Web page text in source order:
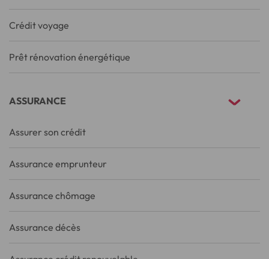
Crédit voyage
Prêt rénovation énergétique
ASSURANCE
Assurer son crédit
Assurance emprunteur
Assurance chômage
Assurance décès